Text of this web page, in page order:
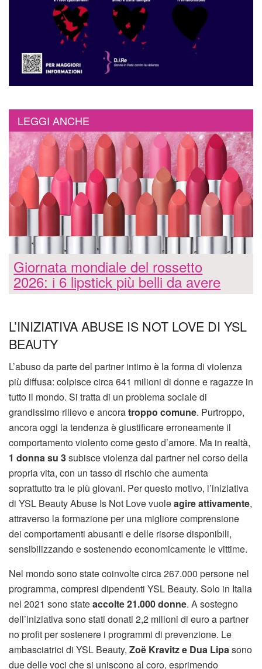
LEGGI ANCHE
Giornata mondiale del rossetto
2026: i 6 lipstick più belli da avere
L’INIZIATIVA ABUSE IS NOT LOVE DI YSL
BEAUTY
L’abuso da parte del partner intimo è la forma di violenza
più diffusa: colpisce circa 641 milioni di donne e ragazze in
tutto il mondo. Si tratta di un problema sociale di
grandissimo rilievo e ancoratroppo comune. Purtroppo,
ancora oggi la tendenza è giustificare erroneamente il
comportamento violento come gesto d’amore. Ma in realtà,
1 donna su 3subisce violenza dal partner nel corso della
propria vita, con un tasso di rischio che aumenta
soprattutto tra le più giovani. Per questo motivo, l’iniziativa
di YSL Beauty Abuse Is Not Love vuoleagire attivamente,
attraverso la formazione per una migliore comprensione
dei comportamenti abusanti e delle risorse disponibili,
sensibilizzando e sostenendo economicamente le vittime.
Nel mondo sono state coinvolte circa 267.000 persone nel
programma, compresi dipendenti YSL Beauty. Solo in Italia
nel 2021 sono stateaccolte 21.000 donne. A sostegno
dell’iniziativa sono stati donati 2,2 milioni di euro a partner
no profit per sostenere i programmi di prevenzione. Le
ambasciatrici di YSL Beauty, Zoë Kravitz e Dua Lipasono
due delle voci che si uniscono al coro, esprimendo